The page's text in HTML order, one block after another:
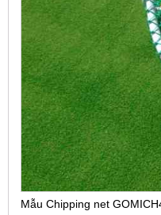
Mẫu Chipping net